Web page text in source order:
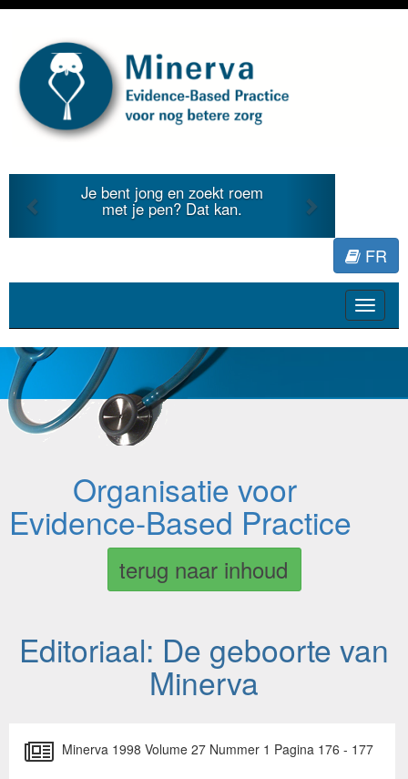
kan.
Je duidt internationale
literatuur voor Minerva.
Previous
FR
Toggle
Organisatie voor
Evidence-Based Practice
terug naar inhoud
Editoriaal: De geboorte van
Minerva
Minerva 1998 Volume 27 Nummer 1 Pagina 176 - 177